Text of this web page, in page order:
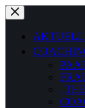
Zum
Inhalt
springen